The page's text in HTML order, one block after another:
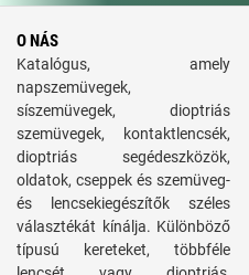
O NÁS
Katalógus, amely
napszemüvegek,
síszemüvegek, dioptriás
szemüvegek, kontaktlencsék,
dioptriás segédeszközök,
oldatok, cseppek és szemüveg-
és lencsekiegészítők széles
választékát kínálja. Különböző
típusú kereteket, többféle